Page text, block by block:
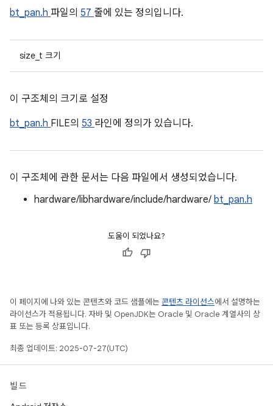
bt_pan.h 파일의 57 줄에 있는 정의입니다.
size_t 크기
이 구조체의 크기로 설정
bt_pan.h FILE의 53 라인에 정의가 있습니다.
이 구조체에 관한 문서는 다음 파일에서 생성되었습니다.
hardware/libhardware/include/hardware/ bt_pan.h
도움이 되었나요?
이 페이지에 나와 있는 콘텐츠와 코드 샘플에는 콘텐츠 라이선스에서 설명하는
라이선스가 적용됩니다. 자바 및 OpenJDK는 Oracle 및 Oracle 계열사의 상
표 또는 등록 상표입니다.
최종 업데이트: 2025-07-27(UTC)
빌드